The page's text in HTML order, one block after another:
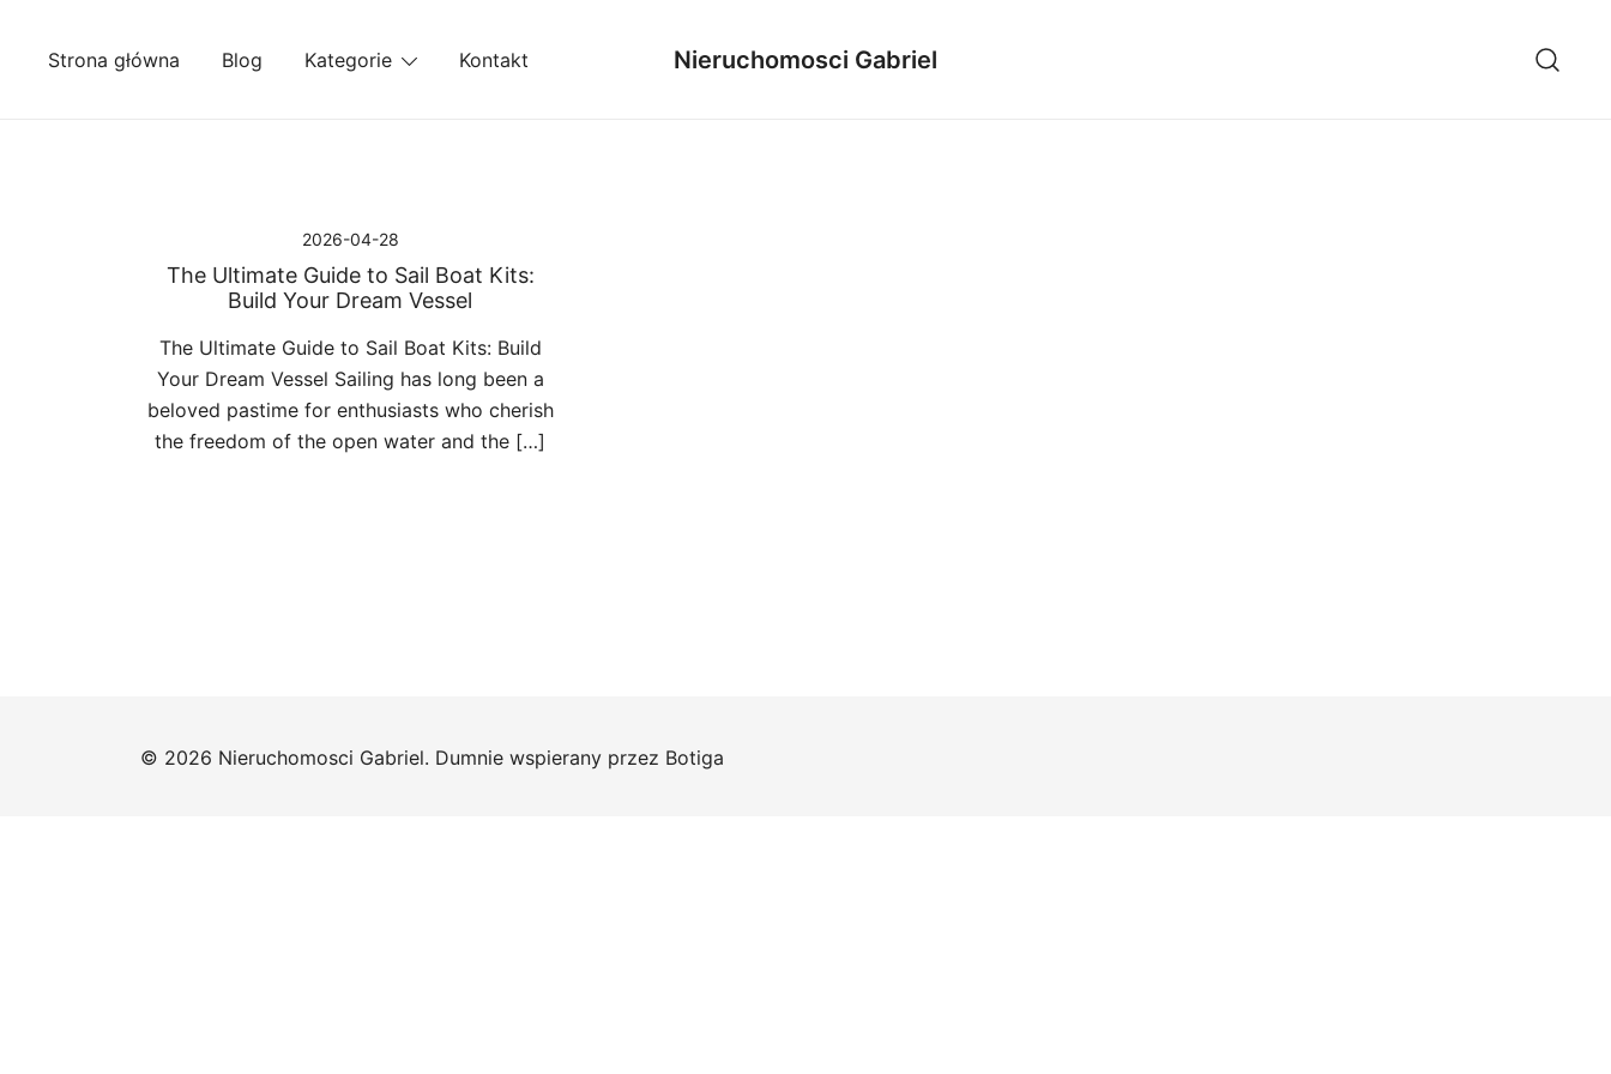
Strona główna Blog Kategorie Kontakt Nieruchomosci Gabriel
2026-04-28
The Ultimate Guide to Sail Boat Kits:
Build Your Dream Vessel
The Ultimate Guide to Sail Boat Kits: Build
Your Dream Vessel Sailing has long been a
beloved pastime for enthusiasts who cherish
the freedom of the open water and the […]
© 2026 Nieruchomosci Gabriel. Dumnie wspierany przez Botiga